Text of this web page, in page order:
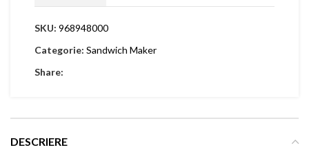
SKU: 968948000
Categorie: Sandwich Maker
Share:
DESCRIERE